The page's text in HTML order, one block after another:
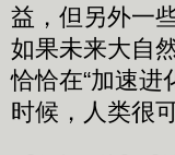
益，但另外一
如果未来大自
恰恰在“加速进
时候，人类很